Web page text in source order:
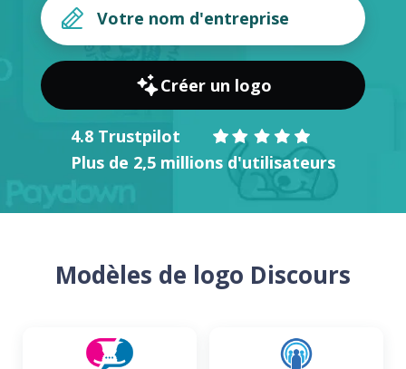
Créer un logo
4.8 Trustpilot
Plus de 2,5 millions d'utilisateurs
Modèles de logo Discours